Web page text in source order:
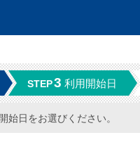
STEP3 利用開始日
始日をお選びください。